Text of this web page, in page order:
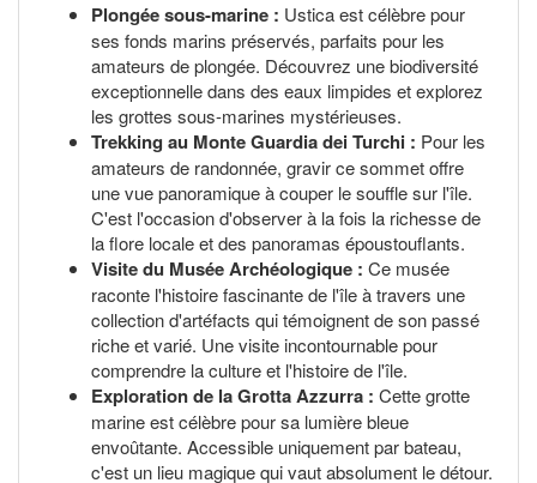
Plongée sous-marine : Ustica est célèbre pour
ses fonds marins préservés, parfaits pour les
amateurs de plongée. Découvrez une biodiversité
exceptionnelle dans des eaux limpides et explorez
les grottes sous-marines mystérieuses.
Trekking au Monte Guardia dei Turchi : Pour les
amateurs de randonnée, gravir ce sommet offre
une vue panoramique à couper le souffle sur l'île.
C'est l'occasion d'observer à la fois la richesse de
la flore locale et des panoramas époustouflants.
Visite du Musée Archéologique : Ce musée
raconte l'histoire fascinante de l'île à travers une
collection d'artéfacts qui témoignent de son passé
riche et varié. Une visite incontournable pour
comprendre la culture et l'histoire de l'île.
Exploration de la Grotta Azzurra : Cette grotte
marine est célèbre pour sa lumière bleue
envoûtante. Accessible uniquement par bateau,
c'est un lieu magique qui vaut absolument le détour.